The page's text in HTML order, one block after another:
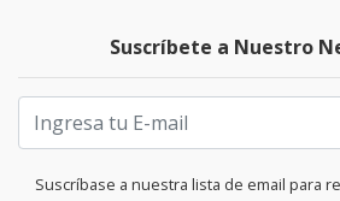
Suscríbete a Nuestro
Suscríbase a nuestra lista de email para